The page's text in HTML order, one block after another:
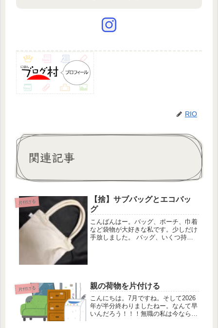
RIO
関連記事
片付ける
【捨】サブバッグとエコバッ
グ
こんばんはー。バッグ、ポーチ、巾着
など袋物が大好きな私です。少しだけ
手放しました。 バッグ、いくつ持っ
片付ける 親の荷物を片付ける
こんにちは。7月ですね。そして2026
年が半分終わりましたねー。なんて早
いんだろう！！！無職の私は今なら手